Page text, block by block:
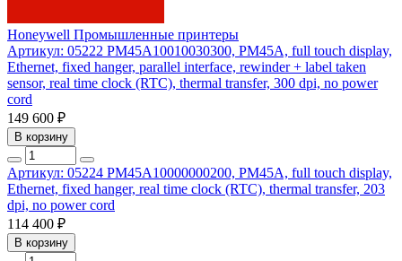
Honeywell Промышленные принтеры
Артикул: 05222 PM45A10010030300, PM45A, full touch display,
Ethernet, fixed hanger, parallel interface, rewinder + label taken
sensor, real time clock (RTC), thermal transfer, 300 dpi, no power
cord
149 600 ₽
В корзину
Артикул: 05224 PM45A10000000200, PM45A, full touch display,
Ethernet, fixed hanger, real time clock (RTC), thermal transfer, 203
dpi, no power cord
114 400 ₽
В корзину